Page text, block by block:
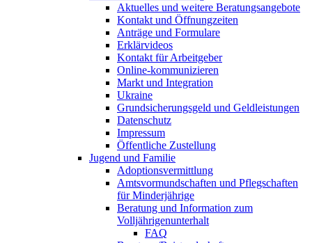
Aktuelles und weitere Beratungsangebote
Kontakt und Öffnungzeiten
Anträge und Formulare
Erklärvideos
Kontakt für Arbeitgeber
Online-kommunizieren
Markt und Integration
Ukraine
Grundsicherungsgeld und Geldleistungen
Datenschutz
Impressum
Öffentliche Zustellung
Jugend und Familie
Adoptionsvermittlung
Amtsvormundschaften und Pflegschaften
für Minderjährige
Beratung und Information zum
Volljährigenunterhalt
FAQ